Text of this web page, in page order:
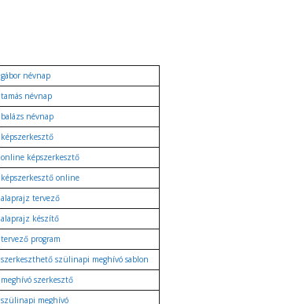
gábor névnap
tamás névnap
balázs névnap
képszerkesztő
online képszerkesztő
képszerkesztő online
alaprajz tervező
alaprajz készítő
tervező program
szerkeszthető szülinapi meghívó sablon
meghívó szerkesztő
szülinapi meghívó